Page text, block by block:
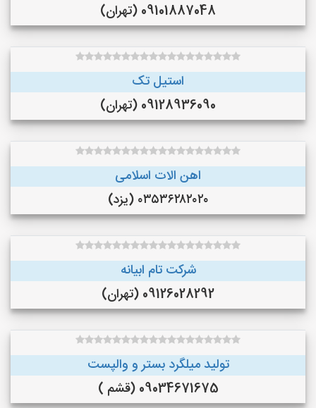
09101887048 (تهران)
استیل تک
09128936090 (تهران)
اهن الات اسلامی
۰۳۵۳۶۲۸۲۰۲۰ (یزد)
شرکت تام ابیانه
09126028292 (تهران)
تولید میلگرد بستر و والپست
09034671675 (قشم )